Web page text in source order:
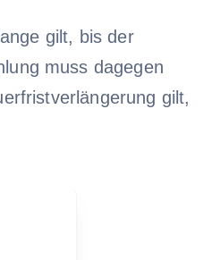
gilt, bis der
muss dagegen
gilt,